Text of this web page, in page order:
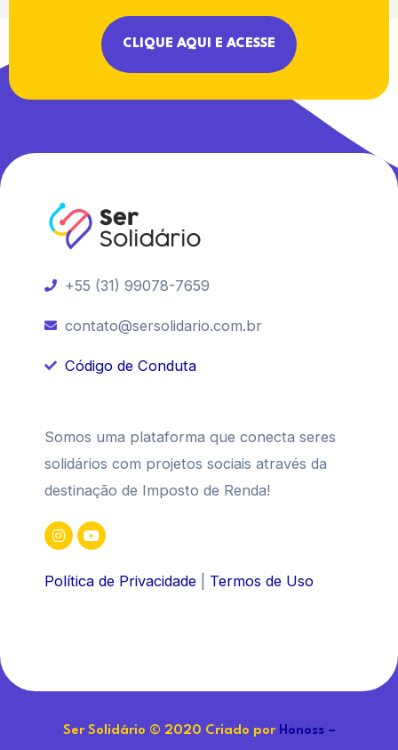
CLIQUE AQUI E ACESSE
+55 (31) 99078-7659
contato@sersolidario.com.br
Código de Conduta
Somos uma plataforma que conecta seres
solidários com projetos sociais através da
destinação de Imposto de Renda!
Política de Privacidade Termos de Uso
Ser Solidário © 2020 Criado por Honoss –